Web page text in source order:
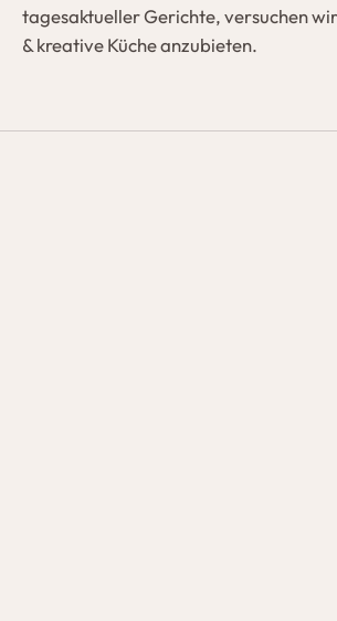
tagesaktueller Gerichte, ­versuchen
& kreative Küche anzubieten.